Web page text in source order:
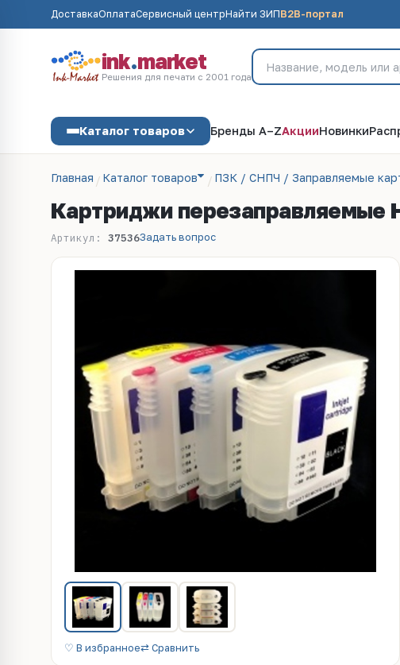
ДоставкаОплатаСервисный центрНайти ЗИПB2B-портал
ink.market
Решения для печати с 2001 года
Каталог товаров Бренды A–ZАкцииНовинки
Главная Каталог товаров ПЗК / СНПЧ / Заправляемые
Картриджи перезаправляемые
Артикул: 37536Задать вопрос
♡ В избранное⇄ Сравнить